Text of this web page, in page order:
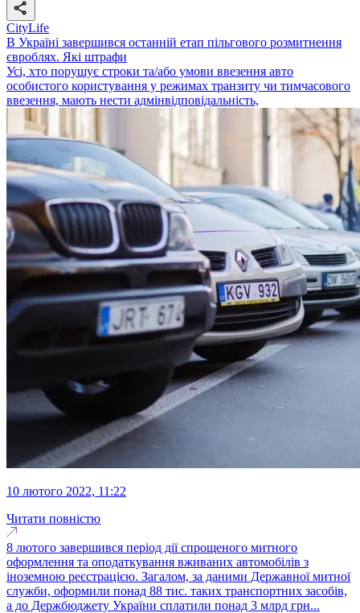
CityLife
В Україні завершився останній етап пільгового розмитнення
євроблях. Які штрафи
Усі, хто порушує строки та/або умови ввезення авто
особистого користування у режимах транзиту чи тимчасового
ввезення, мають нести адмінвідповідальність,
10 лютого 2022, 11:22
Читати повністю
8 лютого завершився період дії спрощеного митного
оформлення та оподаткування вживаних автомобілів з
іноземною реєстрацією. Загалом, за даними Державної митної
служби, оформили понад 88 тис. таких транспортних засобів,
а до Держбюджету України сплатили понад 3 млрд грн...